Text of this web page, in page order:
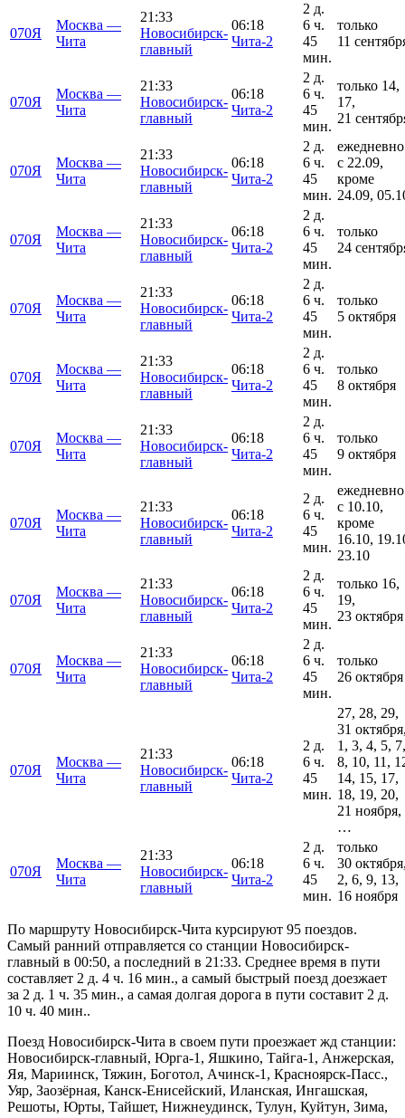
070Я
Москва —
Чита
21:33
Новосибирск-
главный
06:18
Чита-2
2 д.
6 ч.
45
мин.
только
11
070Я
Москва —
Чита
21:33
Новосибирск-
главный
06:18
Чита-2
2 д.
6 ч.
45
мин.
только 14,
17,
21
070Я
Москва —
Чита
21:33
Новосибирск-
главный
06:18
Чита-2
2 д.
6 ч.
45
мин.
ежедневно
с 22.09,
кроме
24.09,
070Я
Москва —
Чита
21:33
Новосибирск-
главный
06:18
Чита-2
2 д.
6 ч.
45
мин.
только
24
070Я
Москва —
Чита
21:33
Новосибирск-
главный
06:18
Чита-2
2 д.
6 ч.
45
мин.
только
5 октября
070Я
Москва —
Чита
21:33
Новосибирск-
главный
06:18
Чита-2
2 д.
6 ч.
45
мин.
только
8 октября
070Я
Москва —
Чита
21:33
Новосибирск-
главный
06:18
Чита-2
2 д.
6 ч.
45
мин.
только
9 октября
070Я
Москва —
Чита
21:33
Новосибирск-
главный
06:18
Чита-2
2 д.
6 ч.
45
мин.
ежедневно
с 10.10,
кроме
16.10,
23.10
070Я
Москва —
Чита
21:33
Новосибирск-
главный
06:18
Чита-2
2 д.
6 ч.
45
мин.
только 16,
19,
23 октября
070Я
Москва —
Чита
21:33
Новосибирск-
главный
06:18
Чита-2
2 д.
6 ч.
45
мин.
только
26 октября
070Я
Москва —
Чита
21:33
Новосибирск-
главный
06:18
Чита-2
2 д.
6 ч.
45
мин.
27, 28, 29,
31
1, 3, 4, 5, 7,
8, 10, 11,
14, 15, 17,
18, 19, 20,
21 ноября,
…
070Я
Москва —
Чита
21:33
Новосибирск-
главный
06:18
Чита-2
2 д.
6 ч.
45
мин.
только
30
2, 6, 9, 13,
16 ноября
По маршруту Новосибирск-Чита курсируют 95 поездов.
Самый ранний отправляется со станции Новосибирск-
главный в 00:50, а последний в 21:33. Среднее время в пути
составляет 2 д. 4 ч. 16 мин., а самый быстрый поезд доезжает
за 2 д. 1 ч. 35 мин., а самая долгая дорога в пути составит 2 д.
10 ч. 40 мин..
Поезд Новосибирск-Чита в своем пути проезжает жд станции:
Новосибирск-главный, Юрга-1, Яшкино, Тайга-1, Анжерская,
Яя, Мариинск, Тяжин, Боготол, Ачинск-1, Красноярск-Пасс.,
Уяр, Заозёрная, Канск-Енисейский, Иланская, Ингашская,
Решоты, Юрты, Тайшет, Нижнеудинск, Тулун, Куйтун, Зима,